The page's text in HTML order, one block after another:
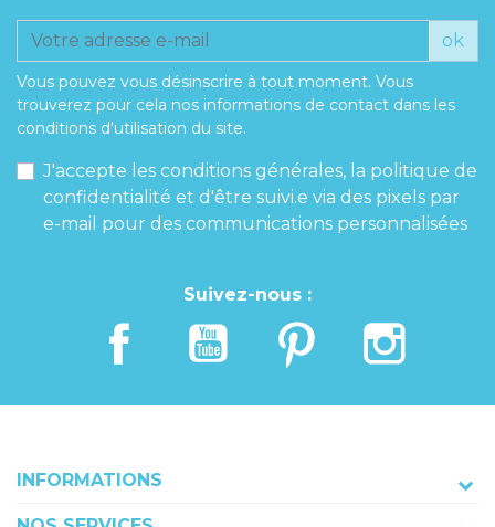
ok
Vous pouvez vous désinscrire à tout moment. Vous
trouverez pour cela nos informations de contact dans les
conditions d'utilisation du site.
J'accepte les conditions générales, la politique de
confidentialité et d'être suivi.e via des pixels par
e-mail pour des communications personnalisées
Suivez-nous :
INFORMATIONS